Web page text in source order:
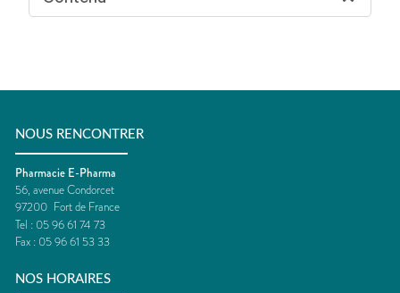
NOUS RENCONTRER
Pharmacie E-Pharma
56, avenue Condorcet
97200 Fort de France
Tel : 05 96 61 74 73
Fax : 05 96 61 53 33
NOS HORAIRES